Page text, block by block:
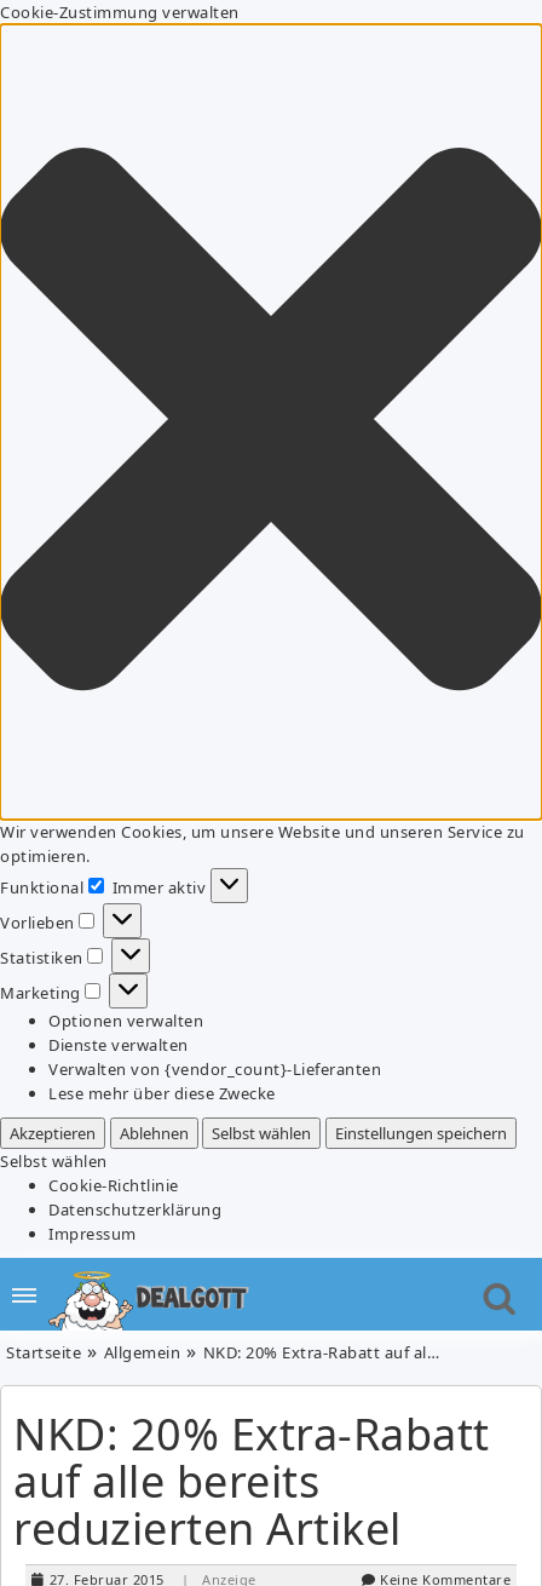
Cookie-Zustimmung verwalten
Wir verwenden Cookies, um unsere Website und unseren Service zu
optimieren.
Funktional
Funktional
Immer aktiv
Vorlieben
Vorlieben
Statistiken
Statistiken
Marketing
Marketing
Optionen verwalten
Dienste verwalten
Verwalten von {vendor_count}-Lieferanten
Lese mehr über diese Zwecke
Akzeptieren
Ablehnen Selbst wählen
Einstellungen speichern
Selbst wählen
Cookie-Richtlinie
Datenschutzerklärung
Impressum
Startseite Allgemein NKD: 20% Extra-Rabatt auf alle bereits reduzierten Artikel
NKD: 20% Extra-Rabatt
auf alle bereits
reduzierten Artikel
27. Februar 2015 | Anzeige Keine Kommentare